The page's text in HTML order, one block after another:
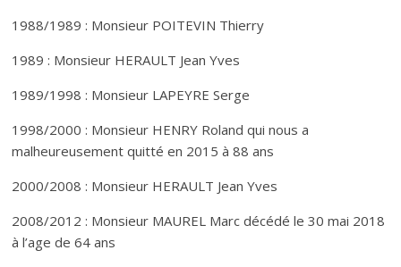
1988/1989 : Monsieur POITEVIN Thierry
1989 : Monsieur HERAULT Jean Yves
1989/1998 : Monsieur LAPEYRE Serge
1998/2000 : Monsieur HENRY Roland qui nous a
malheureusement quitté en 2015 à 88 ans
2000/2008 : Monsieur HERAULT Jean Yves
2008/2012 : Monsieur MAUREL Marc décédé le 30 mai 2018
à l’age de 64 ans